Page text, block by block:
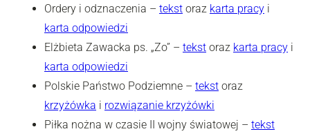
Ordery i odznaczenia – tekst oraz karta pracy i
karta odpowiedzi
Elżbieta Zawacka ps. „Zo” – tekst oraz karta pracy i
karta odpowiedzi
Polskie Państwo Podziemne – tekst oraz
krzyżówka i rozwiązanie krzyżówki
Piłka nożna w czasie II wojny światowej – tekst